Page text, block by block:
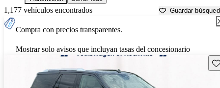
1,177 vehículos encontrados Guardar
Compra con precios transparentes.
Mostrar solo avisos que incluyan tasas del concesionario